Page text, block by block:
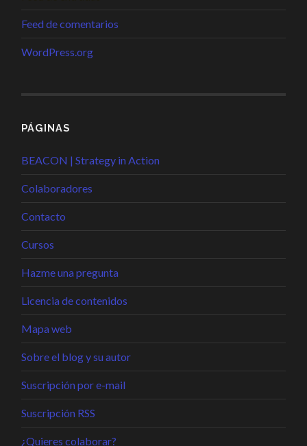
Feed de comentarios
WordPress.org
PÁGINAS
BEACON | Strategy in Action
Colaboradores
Contacto
Cursos
Hazme una pregunta
Licencia de contenidos
Mapa web
Sobre el blog y su autor
Suscripción por e-mail
Suscripción RSS
¿Quieres colaborar?